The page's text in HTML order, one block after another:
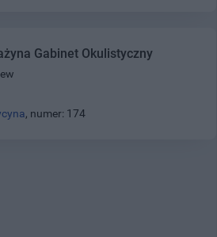
Gabinet Okulistyczny
, numer: 174